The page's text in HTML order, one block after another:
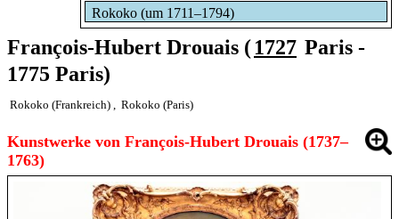
Rokoko (um 1711–1794)
François-Hubert Drouais (1727 Paris -
1775 Paris)
Rokoko (Frankreich) , Rokoko (Paris)
Kunstwerke von François-Hubert Drouais (1737–
1763)